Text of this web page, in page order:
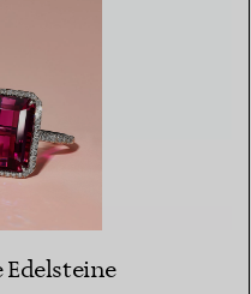
Edelsteine